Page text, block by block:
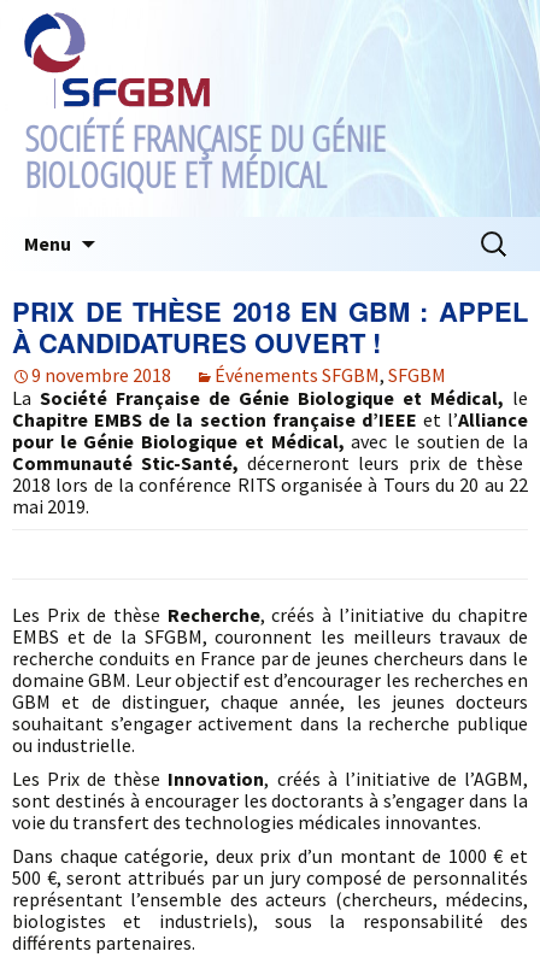
SOCIÉTÉ FRANÇAISE DU GÉNIE
BIOLOGIQUE ET MÉDICAL
Menu
PRIX DE THÈSE 2018 EN GBM : APPEL
À CANDIDATURES OUVERT !
9 novembre 2018 Événements SFGBM, SFGBM
La Société Française de Génie Biologique et Médical, le
Chapitre EMBS de la section française d’IEEE et l’Alliance
pour le Génie Biologique et Médical,avec le soutien de la
Communauté Stic-Santé, décerneront leurs prix de thèse
2018 lors de la conférence RITS organisée à Tours du 20 au 22
mai 2019.
Les Prix de thèse Recherche, créés à l’initiative du chapitre
EMBS et de la SFGBM, couronnent les meilleurs travaux de
recherche conduits en France par de jeunes chercheurs dans le
domaine GBM. Leur objectif est d’encourager les recherches en
GBM et de distinguer, chaque année, les jeunes docteurs
souhaitant s’engager activement dans la recherche publique
ou industrielle.
Les Prix de thèse Innovation, créés à l’initiative de l’AGBM,
sont destinés à encourager les doctorants à s’engager dans la
voie du transfert des technologies médicales innovantes.
Dans chaque catégorie, deux prix d’un montant de 1000 € et
500 €, seront attribués par un jury composé de personnalités
représentant l’ensemble des acteurs (chercheurs, médecins,
biologistes et industriels), sous la responsabilité des
différents partenaires.